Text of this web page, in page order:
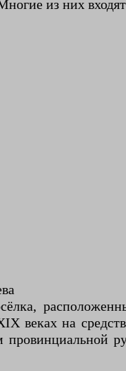
из них
веках на